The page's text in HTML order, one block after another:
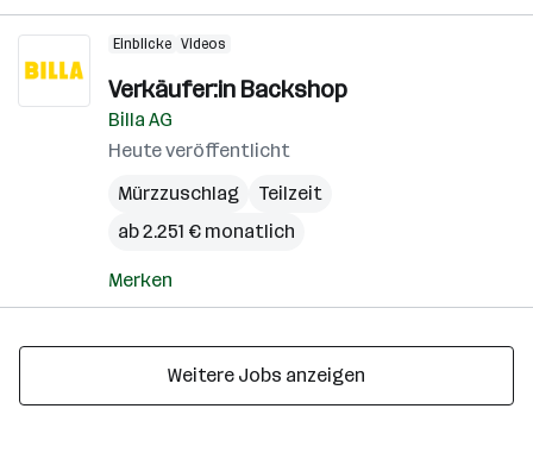
Einblicke Videos
Verkäufer:in Backshop
Billa AG
Heute veröffentlicht
Mürzzuschlag
Teilzeit
ab 2.251 € monatlich
Merken
Weitere Jobs anzeigen